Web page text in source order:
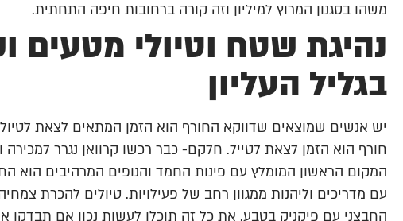
משהו בסגנון המרוץ למיליון וזה קורה ברחובות חיפה התחתית.
נהיגת שטח וטיולי מטעים
בגליל העליון
יש אנשים שמוצאים שדווקא החורף הוא הזמן המתאים לצאת
חורף הוא הזמן לצאת לטייל. חלקם- כבר רכשו קרוואן נגרר
המקום הראשון המומלץ עם פינות החמד והנופים המרהיבים הוא
עם מדריכים וליהנות ממגוון רחב של פעילויות. טיולים להכרת
החבצני עם פיקניק בטבע. את כל זה תוכלו לעשות נכון אם תבדקו